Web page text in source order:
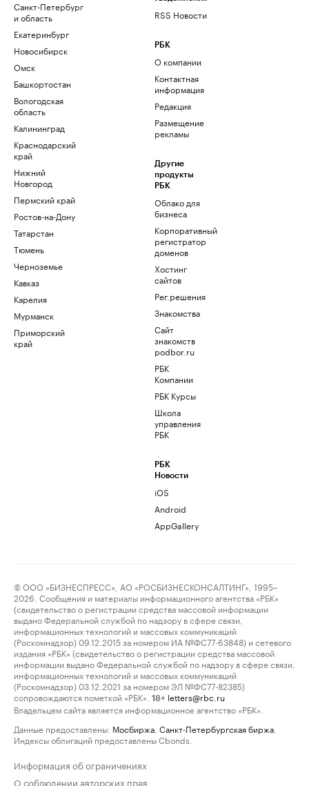
Санкт-Петербург
и область
Екатеринбург
Новосибирск
Омск
Башкортостан
Вологодская
область
Калининград
Краснодарский
край
Нижний
Новгород
Пермский край
Ростов-на-Дону
Татарстан
Тюмень
Черноземье
Кавказ
Карелия
Мурманск
Приморский
край
RSS Новости
РБК
О компании
Контактная
информация
Редакция
Размещение
рекламы
Другие
продукты
РБК
Облако для
бизнеса
Корпоративный
регистратор
доменов
Хостинг
сайтов
Рег.решения
Знакомства
Сайт
знакомств
podbor.ru
РБК
Компании
РБК Курсы
Школа
управления
РБК
РБК
Новости
iOS
Android
AppGallery
© ООО «БИЗНЕСПРЕСС», АО «РОСБИЗНЕСКОНСАЛТИНГ», 1995–
2026. Сообщения и материалы информационного агентства «РБК»
(свидетельство о регистрации средства массовой информации
выдано Федеральной службой по надзору в сфере связи,
информационных технологий и массовых коммуникаций
(Роскомнадзор) 09.12.2015 за номером ИА №ФС77-63848) и сетевого
издания «РБК» (свидетельство о регистрации средства массовой
информации выдано Федеральной службой по надзору в сфере связи,
информационных технологий и массовых коммуникаций
(Роскомнадзор) 03.12.2021 за номером ЭЛ №ФС77-82385)
сопровождаются пометкой «РБК».
18+ letters@rbc.ru
Владельцем сайта является информационное агентство «РБК».
Данные предоставлены: Мосбиржа Санкт-Петербургская биржа
Индексы облигаций предоставлены Cbonds.
Информация об ограничениях
О соблюдении авторских прав